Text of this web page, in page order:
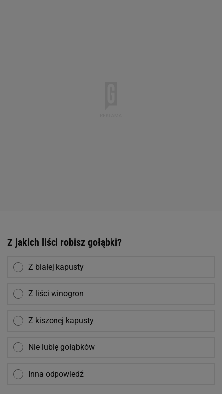
Z jakich liści robisz gołąbki?
Z białej kapusty
Z liści winogron
Z kiszonej kapusty
Nie lubię gołąbków
Inna odpowiedź